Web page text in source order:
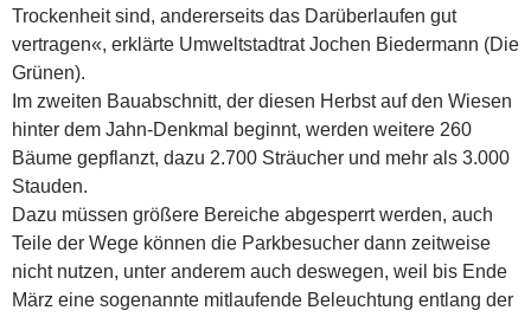
Trockenheit sind, andererseits das Darüberlaufen gut
vertragen«, erklärte Umweltstadtrat Jochen Biedermann (Die
Grünen).
Im zweiten Bauabschnitt, der diesen Herbst auf den Wiesen
hinter dem Jahn-Denkmal beginnt, werden weitere 260
Bäume gepflanzt, dazu 2.700 Sträucher und mehr als 3.000
Stauden.
Dazu müssen größere Bereiche abgesperrt werden, auch
Teile der Wege können die Parkbesucher dann zeitweise
nicht nutzen, unter anderem auch deswegen, weil bis Ende
März eine sogenannte mitlaufende Beleuchtung entlang der